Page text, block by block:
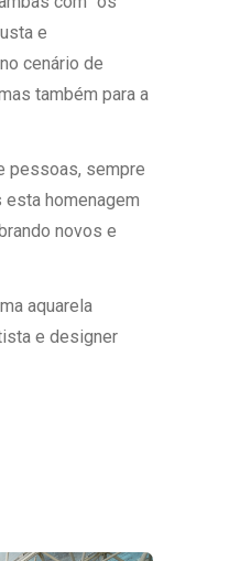
e
cenário de
também para a
pessoas, sempre
homenagem
novos e
aquarela
e designer